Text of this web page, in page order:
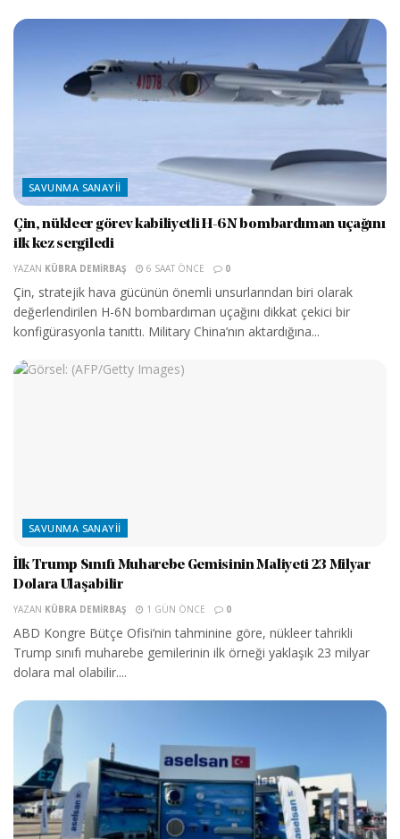
SAVUNMA SANAYII
Çin, nükleer görev kabiliyetli H-6N bombardıman uçağını
ilk kez sergiledi
YAZAN KÜBRA DEMIRBAŞ 6 SAAT ÖNCE 0
Çin, stratejik hava gücünün önemli unsurlarından biri olarak
değerlendirilen H-6N bombardıman uçağını dikkat çekici bir
konfigürasyonla tanıttı. Military China’nın aktardığına...
SAVUNMA SANAYII
İlk Trump Sınıfı Muharebe Gemisinin Maliyeti 23 Milyar
Dolara Ulaşabilir
YAZAN KÜBRA DEMIRBAŞ 1 GÜN ÖNCE 0
ABD Kongre Bütçe Ofisi’nin tahminine göre, nükleer tahrikli
Trump sınıfı muharebe gemilerinin ilk örneği yaklaşık 23 milyar
dolara mal olabilir....